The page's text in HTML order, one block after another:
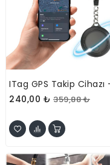
240,00 ₺ 359,88 ₺